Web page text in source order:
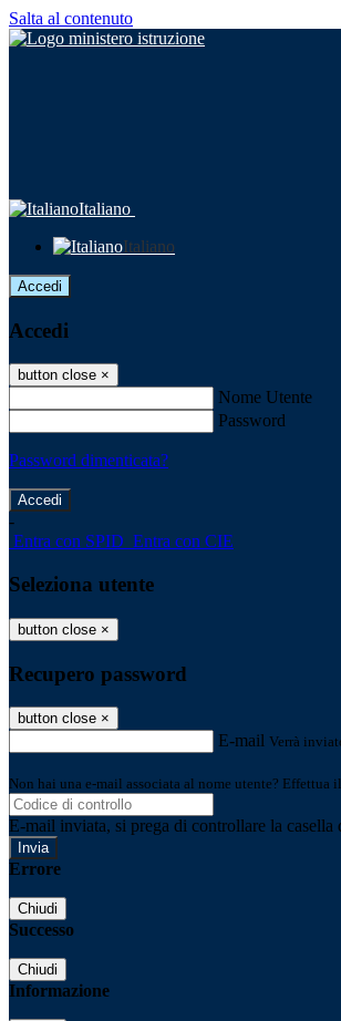
Salta al contenuto
Italiano
Italiano
Accedi
Accedi
button close ×
Nome Utente
Password
Password dimenticata?
-
Entra con SPID Entra con CIE
Seleziona utente
button close ×
Recupero password
button close ×
E-mail Verrà
Non hai una e-mail associata al nome utente? Effettua
E-mail inviata, si prega di controllare la casella
Errore
Chiudi
Successo
Chiudi
Informazione